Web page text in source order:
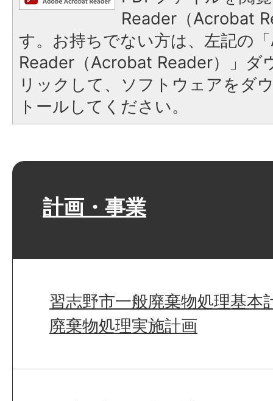
Reader（Acrobat
す。お持ちでない方は、左記の
Reader（Acrobat Reader）」ダ
リックして、ソフトウェアをダ
トールしてください。
計画・事業
習志野市一般廃棄物処理基本
廃棄物処理実施計画